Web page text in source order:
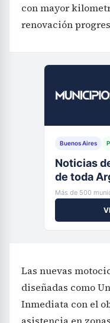
con mayor
renovación
Buenos Aires
Noticias
de toda
Más de 500
Las nuevas
diseñadas como
Inmediata con el